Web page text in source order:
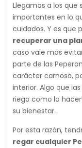
Llegamos a los que
importantes en lo
cuidados. Y es que
recuperar una
caso vale más
parte de las
carácter carnoso,
interior. Algo que
riego como lo
su bienestar.
Por esta razón,
regar cualquier